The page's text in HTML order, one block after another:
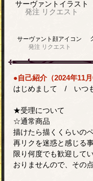
サーヴァントイラスト
発注 リクエスト
サーヴァント顔アイコン
発注 リクエスト
●自己紹介（2024年11月
はじめまして / いつ
★受理について
☆通常商品
描けたら描くくらいの
再リクを迷惑と感じる
限り何度でも歓迎して
おりませんので、その